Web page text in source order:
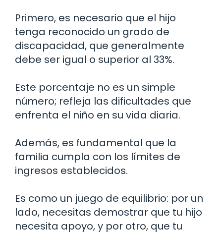
Primero, es necesario que el hijo
tenga reconocido un grado de
discapacidad, que generalmente
debe ser igual o superior al 33%.
Este porcentaje no es un simple
número; refleja las dificultades que
enfrenta el niño en su vida diaria.
Además, es fundamental que la
familia cumpla con los límites de
ingresos establecidos.
Es como un juego de equilibrio: por un
lado, necesitas demostrar que tu hijo
necesita apoyo, y por otro, que tu